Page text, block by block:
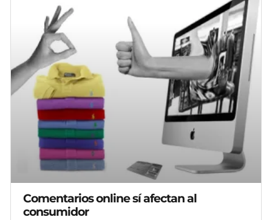
Comentarios online sí afectan al
consumidor